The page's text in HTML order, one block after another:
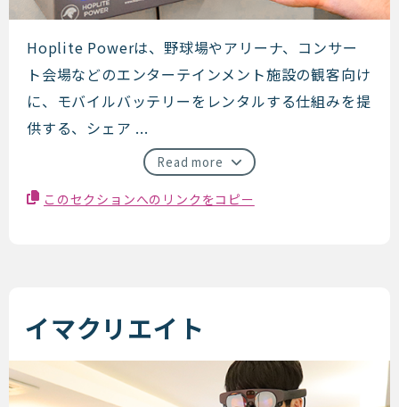
Hoplite Power
Hoplite Powerは、野球場やアリーナ、コンサー
ト会場などのエンターテインメント施設の観客向け
に、モバイルバッテリーをレンタルする仕組みを提
供する、シェア ...
Read more
このセクションへのリンクをコピー
イマクリエイト